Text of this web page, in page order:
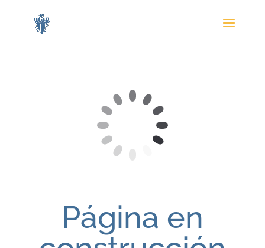
Página en